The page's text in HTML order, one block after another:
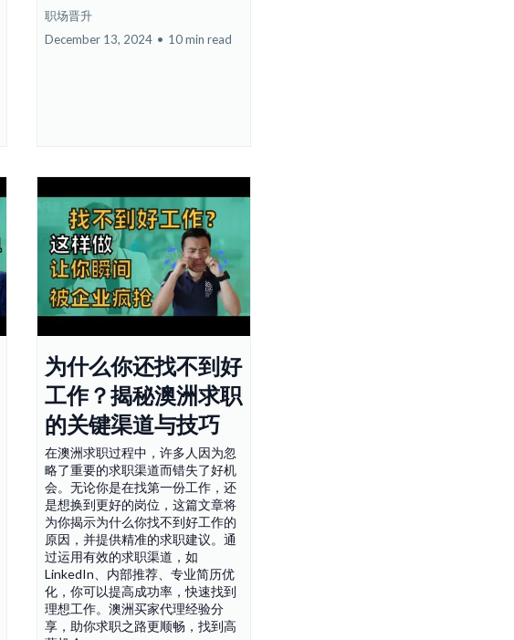
职场晋升
December 13, 2024 • 10 min read
为什么你还找不到好
工作？揭秘澳洲求职
的关键渠道与技巧
在澳洲求职过程中，许多人因为忽
略了重要的求职渠道而错失了好机
会。无论你是在找第一份工作，还
是想换到更好的岗位，这篇文章将
为你揭示为什么你找不到好工作的
原因，并提供精准的求职建议。通
过运用有效的求职渠道，如
LinkedIn、内部推荐、专业简历优
化，你可以提高成功率，快速找到
理想工作。澳洲买家代理经验分
享，助你求职之路更顺畅，找到高